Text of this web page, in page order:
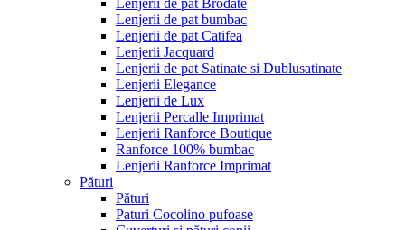
Lenjerii de pat Brodate
Lenjerii de pat bumbac
Lenjerii de pat Catifea
Lenjerii Jacquard
Lenjerii de pat Satinate si Dublusatinate
Lenjerii Elegance
Lenjerii de Lux
Lenjerii Percalle Imprimat
Lenjerii Ranforce Boutique
Ranforce 100% bumbac
Lenjerii Ranforce Imprimat
Pături
Pături
Paturi Cocolino pufoase